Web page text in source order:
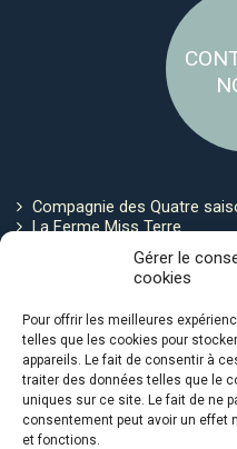
Gérer le
cookies
Pour offrir les meilleures
telles que les cookies pour
appareils. Le fait de consentir à
traiter des données telles que le
uniques sur ce site. Le fait de ne
consentement peut avoir un effet
et fonctions.
Compagnie des Quatre
La Ferme Miss Terre
Politique de cookies